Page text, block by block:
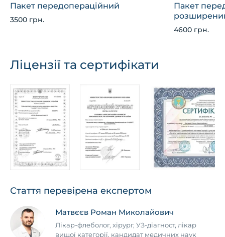
Пакет передопераційний
3500 грн.
Пакет
4600 грн.
Ліцензії та сертифікати
Стаття перевірена експертом
Матвєєв Роман Миколайович
Лікар-флеболог, хірург, УЗ-діагност, лікар
вищої категорії, кандидат медичних наук